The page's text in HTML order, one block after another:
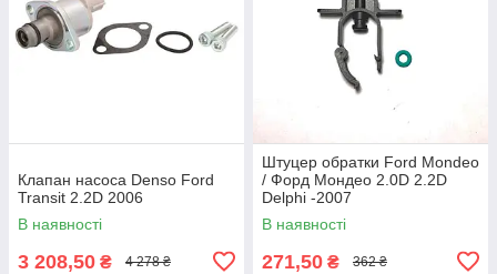
Клапан насоса Denso Ford
Transit 2.2D 2006
В наявності
3 208,50 ₴ 4 278 ₴
Штуцер обратки Ford Mondeo
/ Форд Мондео 2.0D 2.2D
Delphi -2007
В наявності
271,50 ₴ 362 ₴